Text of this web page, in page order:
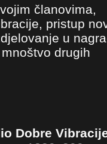
članovima,
pristup
u
drugih
Dobre